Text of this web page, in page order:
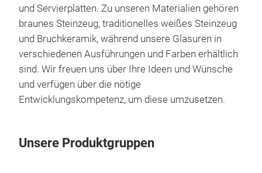
und Servierplatten. Zu unseren Materialien gehören
braunes Steinzeug, traditionelles weißes Steinzeug
und Bruchkeramik, während unsere Glasuren in
verschiedenen Ausführungen und Farben erhältlich
sind. Wir freuen uns über Ihre Ideen und Wünsche
und verfügen über die nötige
Entwicklungskompetenz, um diese umzusetzen.
Unsere Produktgruppen